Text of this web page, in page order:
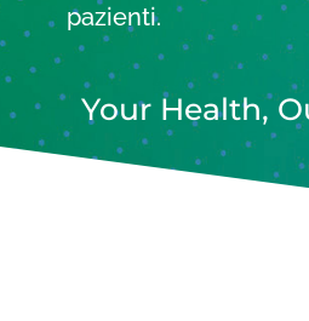
pazienti.
Your Health,